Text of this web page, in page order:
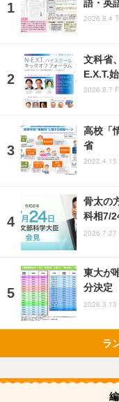
語・英
2026.8.4
文科省
E.X.T.
2026.8.7
高校「
省
2022.4.15
骨太の
科相7/
2026.7.27
東大が
分決定
2026.3.13
ラ